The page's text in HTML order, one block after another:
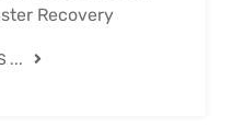
Recovery
...